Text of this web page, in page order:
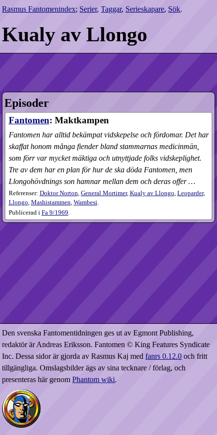
Rasmus Fantomenindex; Serier,Taggar, Serieskapare, Sök.
Kualy av Llongo
Episoder
Fantomen: Maktkampen
Fantomen har alltid bekämpat vidskepelse och fördomar. Det har
skaffat honom många fiender bland stammarnas medicinmän,
som förr var mycket mäktiga och utnyttjade folks vidskeplighet.
Tre av dem har en plan för hur de ska döda Fantomen, men
Llongohövdnings son hamnar mellan dem och deras offer …
Referenser: Doktor Norton General Mortimer, Kualy av Llongo Leoparder,
Llongo Mashistammen Wambesi
Publicerad i Fa9​/1969.
Den svenska Fantomentidningen ges ut av Egmont Publishing,
redaktör är Andreas Eriksson. Fantomen © King Features Syndicate
Inc. Dessa sidor är gjorda av Rasmus Kaj medfanrs 0.12.0 och fritt
tillgängliga. Omslagsbilder ägs av sina tecknare / förlag, och
presenteras här genomPhantom wiki.